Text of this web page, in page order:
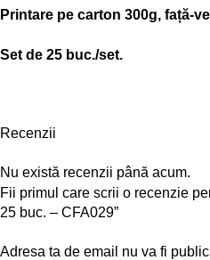
Printare pe carton 300g, față-
Set de 25 buc./set.
Recenzii
Nu există recenzii până acum.
Fii primul care scrii o recenzie
25 buc. – CFA029”
Adresa ta de email nu va fi